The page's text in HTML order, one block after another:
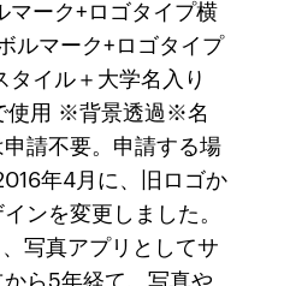
マーク+ロゴタイプ横
ルマーク+ロゴタイプ
イル＋大学名入り
使用 ※背景透過※名
請不要。申請する場
年4月に、旧ロゴか
ンを変更しました。
写真アプリとしてサ
ら5年経て、写真や